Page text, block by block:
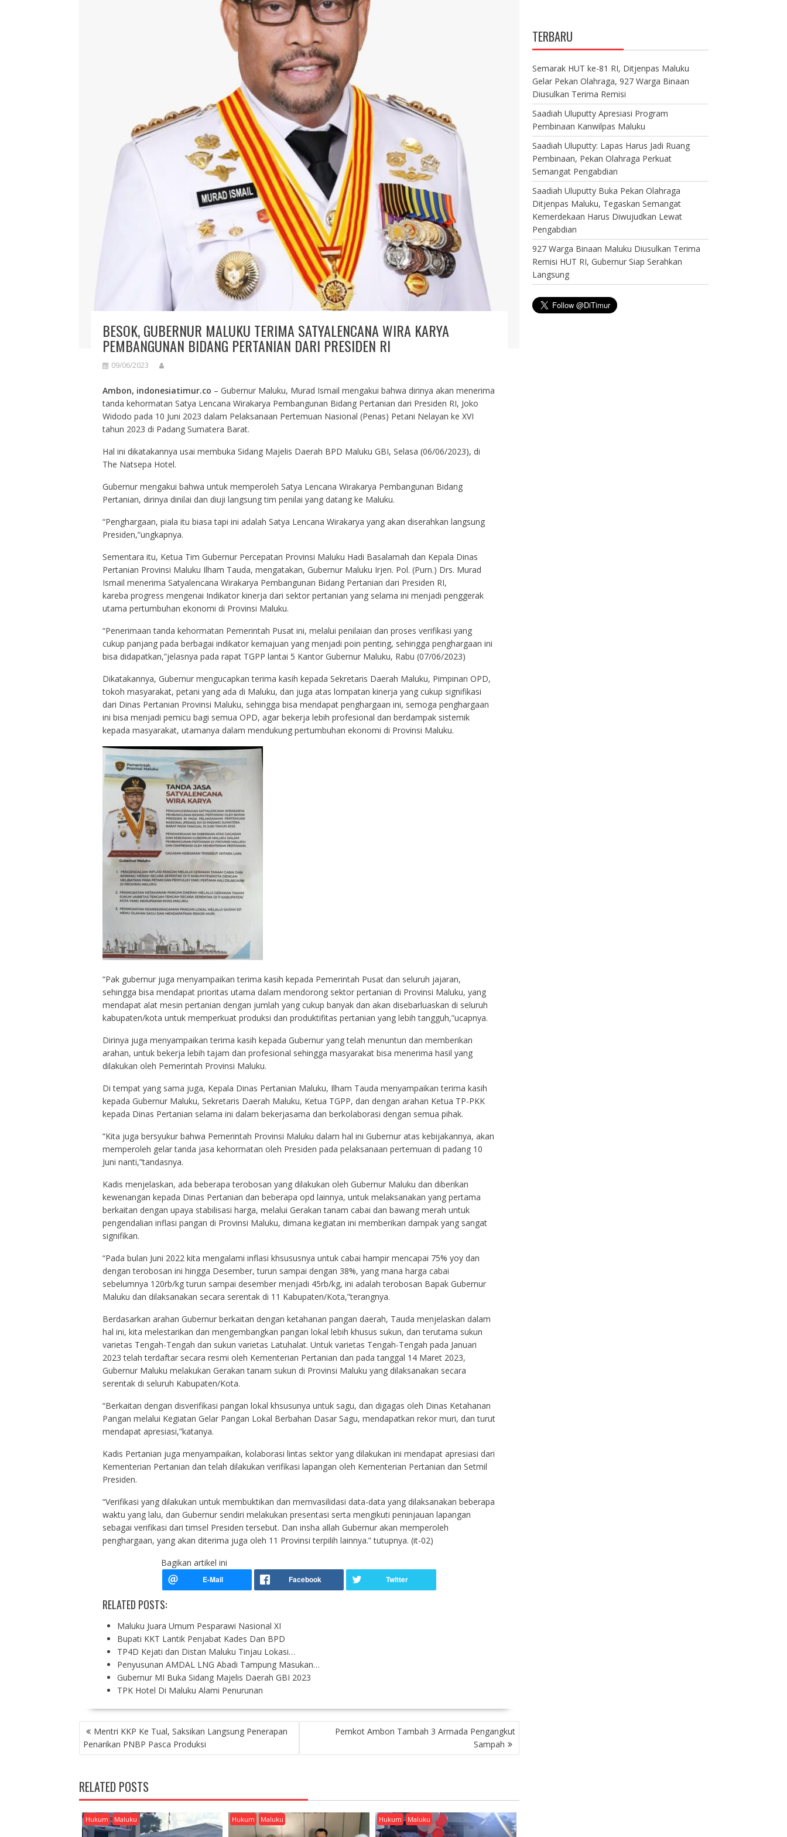
BESOK, GUBERNUR MALUKU TERIMA SATYALENCANA WIRA KARYA
PEMBANGUNAN BIDANG PERTANIAN DARI PRESIDEN RI
09/06/2023
Ambon, indonesiatimur.co – Gubernur Maluku, Murad Ismail mengakui bahwa dirinya akan menerima
tanda kehormatan Satya Lencana Wirakarya Pembangunan Bidang Pertanian dari Presiden RI, Joko
Widodo pada 10 Juni 2023 dalam Pelaksanaan Pertemuan Nasional (Penas) Petani Nelayan ke XVI
tahun 2023 di Padang Sumatera Barat.
Hal ini dikatakannya usai membuka Sidang Majelis Daerah BPD Maluku GBI, Selasa (06/06/2023), di
The Natsepa Hotel.
Gubernur mengakui bahwa untuk memperoleh Satya Lencana Wirakarya Pembangunan Bidang
Pertanian, dirinya dinilai dan diuji langsung tim penilai yang datang ke Maluku.
“Penghargaan, piala itu biasa tapi ini adalah Satya Lencana Wirakarya yang akan diserahkan langsung
Presiden,”ungkapnya.
Sementara itu, Ketua Tim Gubernur Percepatan Provinsi Maluku Hadi Basalamah dan Kepala Dinas
Pertanian Provinsi Maluku Ilham Tauda, mengatakan, Gubernur Maluku Irjen. Pol. (Purn.) Drs. Murad
Ismail menerima Satyalencana Wirakarya Pembangunan Bidang Pertanian dari Presiden RI,
kareba progress mengenai Indikator kinerja dari sektor pertanian yang selama ini menjadi penggerak
utama pertumbuhan ekonomi di Provinsi Maluku.
“Penerimaan tanda kehormatan Pemerintah Pusat ini, melalui penilaian dan proses verifikasi yang
cukup panjang pada berbagai indikator kemajuan yang menjadi poin penting, sehingga penghargaan ini
bisa didapatkan,”jelasnya pada rapat TGPP lantai 5 Kantor Gubernur Maluku, Rabu (07/06/2023)
Dikatakannya, Gubernur mengucapkan terima kasih kepada Sekretaris Daerah Maluku, Pimpinan OPD,
tokoh masyarakat, petani yang ada di Maluku, dan juga atas lompatan kinerja yang cukup signifikasi
dari Dinas Pertanian Provinsi Maluku, sehingga bisa mendapat penghargaan ini, semoga penghargaan
ini bisa menjadi pemicu bagi semua OPD, agar bekerja lebih profesional dan berdampak sistemik
kepada masyarakat, utamanya dalam mendukung pertumbuhan ekonomi di Provinsi Maluku.
“Pak gubernur juga menyampaikan terima kasih kepada Pemerintah Pusat dan seluruh jajaran,
sehingga bisa mendapat prioritas utama dalam mendorong sektor pertanian di Provinsi Maluku, yang
mendapat alat mesin pertanian dengan jumlah yang cukup banyak dan akan disebarluaskan di seluruh
kabupaten/kota untuk memperkuat produksi dan produktifitas pertanian yang lebih tangguh,”ucapnya.
Dirinya juga menyampaikan terima kasih kepada Gubernur yang telah menuntun dan memberikan
arahan, untuk bekerja lebih tajam dan profesional sehingga masyarakat bisa menerima hasil yang
dilakukan oleh Pemerintah Provinsi Maluku.
Di tempat yang sama juga, Kepala Dinas Pertanian Maluku, Ilham Tauda menyampaikan terima kasih
kepada Gubernur Maluku, Sekretaris Daerah Maluku, Ketua TGPP, dan dengan arahan Ketua TP-PKK
kepada Dinas Pertanian selama ini dalam bekerjasama dan berkolaborasi dengan semua pihak.
“Kita juga bersyukur bahwa Pemerintah Provinsi Maluku dalam hal ini Gubernur atas kebijakannya, akan
memperoleh gelar tanda jasa kehormatan oleh Presiden pada pelaksanaan pertemuan di padang 10
Juni nanti,”tandasnya.
Kadis menjelaskan, ada beberapa terobosan yang dilakukan oleh Gubernur Maluku dan diberikan
kewenangan kepada Dinas Pertanian dan beberapa opd lainnya, untuk melaksanakan yang pertama
berkaitan dengan upaya stabilisasi harga, melalui Gerakan tanam cabai dan bawang merah untuk
pengendalian inflasi pangan di Provinsi Maluku, dimana kegiatan ini memberikan dampak yang sangat
signifikan.
“Pada bulan Juni 2022 kita mengalami inflasi khsususnya untuk cabai hampir mencapai 75% yoy dan
dengan terobosan ini hingga Desember, turun sampai dengan 38%, yang mana harga cabai
sebelumnya 120rb/kg turun sampai desember menjadi 45rb/kg, ini adalah terobosan Bapak Gubernur
Maluku dan dilaksanakan secara serentak di 11 Kabupaten/Kota,”terangnya.
Berdasarkan arahan Gubernur berkaitan dengan ketahanan pangan daerah, Tauda menjelaskan dalam
hal ini, kita melestarikan dan mengembangkan pangan lokal lebih khusus sukun, dan terutama sukun
varietas Tengah-Tengah dan sukun varietas Latuhalat. Untuk varietas Tengah-Tengah pada Januari
2023 telah terdaftar secara resmi oleh Kementerian Pertanian dan pada tanggal 14 Maret 2023,
Gubernur Maluku melakukan Gerakan tanam sukun di Provinsi Maluku yang dilaksanakan secara
serentak di seluruh Kabupaten/Kota.
“Berkaitan dengan disverifikasi pangan lokal khsusunya untuk sagu, dan digagas oleh Dinas Ketahanan
Pangan melalui Kegiatan Gelar Pangan Lokal Berbahan Dasar Sagu, mendapatkan rekor muri, dan turut
mendapat apresiasi,”katanya.
Kadis Pertanian juga menyampaikan, kolaborasi lintas sektor yang dilakukan ini mendapat apresiasi dari
Kementerian Pertanian dan telah dilakukan verifikasi lapangan oleh Kementerian Pertanian dan Setmil
Presiden.
“Verifikasi yang dilakukan untuk membuktikan dan memvasilidasi data-data yang dilaksanakan beberapa
waktu yang lalu, dan Gubernur sendiri melakukan presentasi serta mengikuti peninjauan lapangan
sebagai verifikasi dari timsel Presiden tersebut. Dan insha allah Gubernur akan memperoleh
penghargaan, yang akan diterima juga oleh 11 Provinsi terpilih lainnya.” tutupnya. (it-02)
Bagikan artikel ini
RELATED POSTS:
Maluku Juara Umum Pesparawi Nasional XI
Bupati KKT Lantik Penjabat Kades Dan BPD
TP4D Kejati dan Distan Maluku Tinjau Lokasi…
Penyusunan AMDAL LNG Abadi Tampung Masukan…
Gubernur MI Buka Sidang Majelis Daerah GBI 2023
TPK Hotel Di Maluku Alami Penurunan
P
O
S
N
A
V
G
Mentri KKP Ke Tual, Saksikan Langsung Penerapan
Penarikan PNBP Pasca Produksi
Pemkot Ambon Tambah 3 Armada Pengangkut
Sampah
RELATED POSTS
Hukum Maluku Hukum Maluku Hukum Maluku
TERBARU
Semarak HUT ke-81 RI, Ditjenpas Maluku
Gelar Pekan Olahraga, 927 Warga Binaan
Diusulkan Terima Remisi
Saadiah Uluputty Apresiasi Program
Pembinaan Kanwilpas Maluku
Saadiah Uluputty: Lapas Harus Jadi Ruang
Pembinaan, Pekan Olahraga Perkuat
Semangat Pengabdian
Saadiah Uluputty Buka Pekan Olahraga
Ditjenpas Maluku, Tegaskan Semangat
Kemerdekaan Harus Diwujudkan Lewat
Pengabdian
927 Warga Binaan Maluku Diusulkan Terima
Remisi HUT RI, Gubernur Siap Serahkan
Langsung